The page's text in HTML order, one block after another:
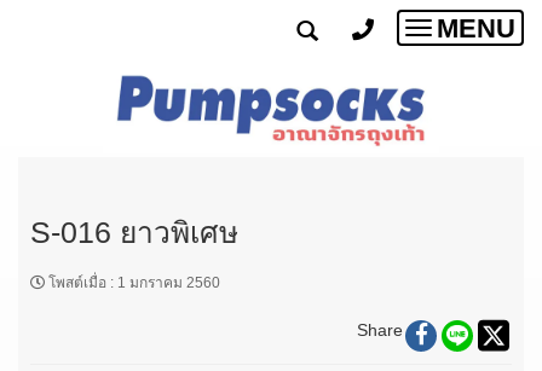
Toggle
MENU
S-016 ยาวพิเศษ
โพสต์เมื่อ : 1 มกราคม 2560
Share